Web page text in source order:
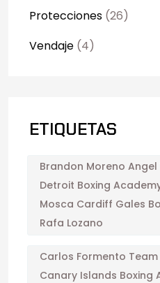
Protecciones (26)
Vendaje (4)
ETIQUETAS
Brandon Moreno Angel
Detroit Boxing
Mosca Cardiff Gales
Rafa Lozano
Carlos Formento
Canary Islands Boxing